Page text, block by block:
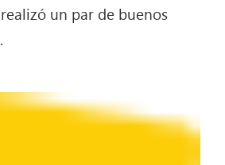
un par de buenos